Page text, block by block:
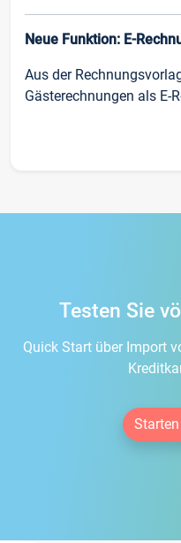
Neue Funktion: E-
Aus der
Gästerechnungen als E-
Testen Sie
Quick Start über Import